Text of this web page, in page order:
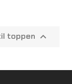
toppen 